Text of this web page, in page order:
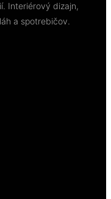
Interiérový dizajn,
a spotrebičov.